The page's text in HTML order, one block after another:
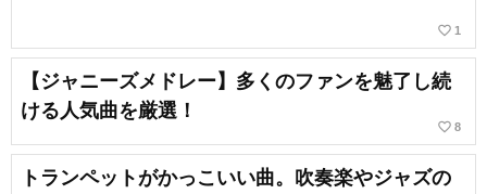
favorite_border 1
【ジャニーズメドレー】多くのファンを魅了し続
ける人気曲を厳選！
favorite_border 8
トランペットがかっこいい曲。吹奏楽やジャズの